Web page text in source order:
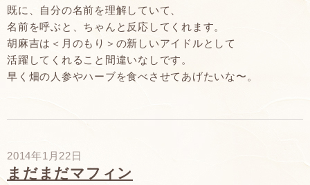
既に、自分の名前を理解していて、
名前を呼ぶと、ちゃんと反応してくれます。
胡麻吉は＜月のもり＞の新しいアイドルとして
活躍してくれること間違いなしです。
早く畑の人参やハーブを食べさせてあげたいな〜。
2014年1月22日
まだまだマフィン